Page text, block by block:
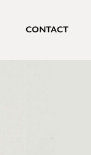
CONTACT